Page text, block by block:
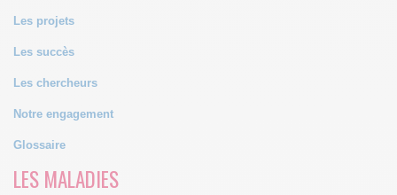
Les projets
Les succès
Les chercheurs
Notre engagement
Glossaire
LES MALADIES